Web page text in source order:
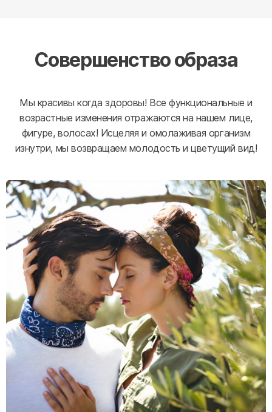
Совершенство образа
Мы красивы когда здоровы! Все функциональные и
возрастные изменения отражаются на нашем лице,
фигуре, волосах! Исцеляя и омолаживая организм
изнутри, мы возвращаем молодость и цветущий вид!